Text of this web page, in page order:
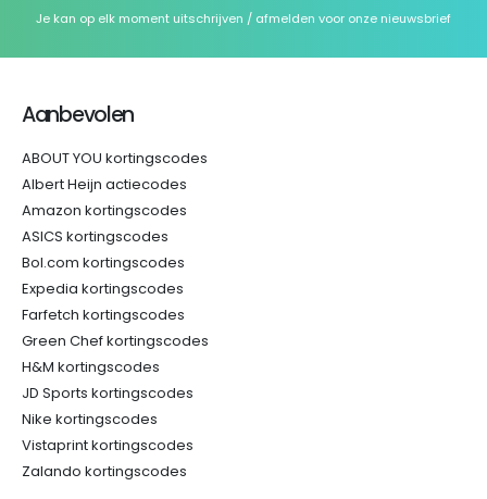
Je kan op elk moment uitschrijven / afmelden voor onze nieuwsbrief
Aanbevolen
ABOUT YOU kortingscodes
Albert Heijn actiecodes
Amazon kortingscodes
ASICS kortingscodes
Bol.com kortingscodes
Expedia kortingscodes
Farfetch kortingscodes
Green Chef kortingscodes
H&M kortingscodes
JD Sports kortingscodes
Nike kortingscodes
Vistaprint kortingscodes
Zalando kortingscodes